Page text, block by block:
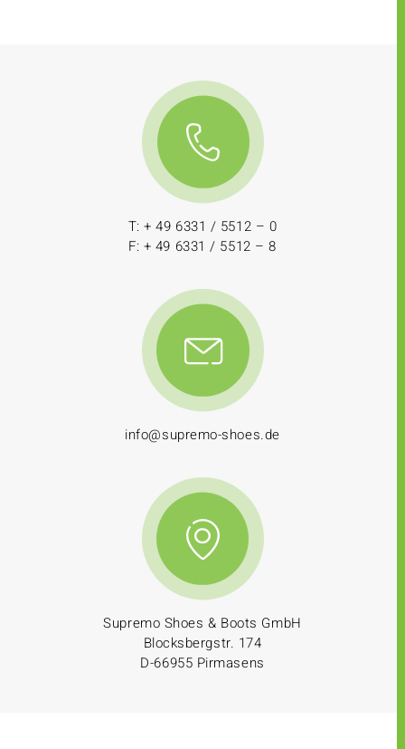
T: + 49 6331 / 5512 – 0
F: + 49 6331 / 5512 – 8
info@supremo-shoes.de
Supremo Shoes & Boots GmbH
Blocksbergstr. 174
D-66955 Pirmasens